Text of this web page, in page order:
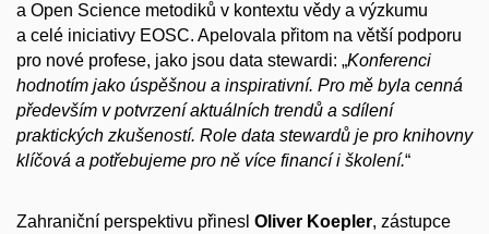
a Open Science metodiků v kontextu vědy a výzkumu
a celé iniciativy EOSC. Apelovala přitom na větší podporu
pro nové profese, jako jsou data stewardi: „Konferenci
hodnotím jako úspěšnou a inspirativní. Pro mě byla cenná
především v potvrzení aktuálních trendů a sdílení
praktických zkušeností. Role data stewardů je pro knihovny
klíčová a potřebujeme pro ně více financí i školení.“
Zahraniční perspektivu přinesl Oliver Koepler, zástupce